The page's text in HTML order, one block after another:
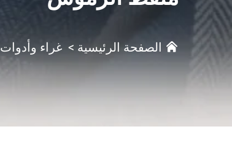
الصفحة الرئيسية > غراء وأدوات